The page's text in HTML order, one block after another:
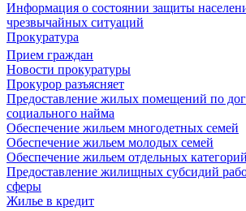
Информация о состоянии защиты
чрезвычайных ситуаций
Прокуратура
Прием граждан
Новости прокуратуры
Прокурор разъясняет
Предоставление жилых помещений по
социального найма
Обеспечение жильем многодетных семей
Обеспечение жильем молодых семей
Обеспечение жильем отдельных
Предоставление жилищных субсидий
сферы
Жилье в кредит